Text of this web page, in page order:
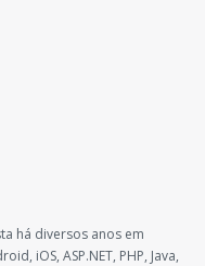
há diversos anos em
iOS, ASP.NET, PHP, Java,